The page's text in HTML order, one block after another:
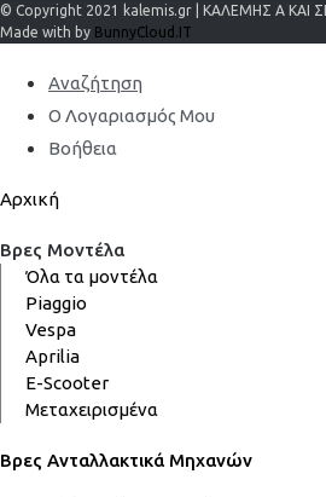
© Copyright 2021 kalemis.gr | ΚΑΛΕΜΗΣ Α ΚΑΙ
Made with by BunnyCloud.IT
Αναζήτηση
Ο Λογαριασμός Μου
Βοήθεια
Αρχική
Βρες Μοντέλα
Όλα τα μοντέλα
Piaggio
Vespa
Aprilia
E-Scooter
Μεταχειρισμένα
Βρες Ανταλλακτικά Μηχανών